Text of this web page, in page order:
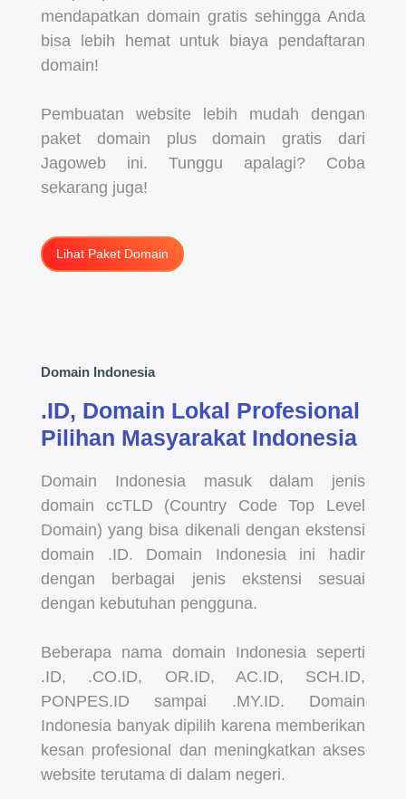
mendapatkan domain gratis sehingga Anda
bisa lebih hemat untuk biaya pendaftaran
domain!
Pembuatan website lebih mudah dengan
paket domain plus domain gratis dari
Jagoweb ini. Tunggu apalagi? Coba
sekarang juga!
Lihat Paket Domain
Domain Indonesia
.ID, Domain Lokal Profesional
Pilihan Masyarakat Indonesia
Domain Indonesia masuk dalam jenis
domain ccTLD (Country Code Top Level
Domain) yang bisa dikenali dengan ekstensi
domain .ID. Domain Indonesia ini hadir
dengan berbagai jenis ekstensi sesuai
dengan kebutuhan pengguna.
Beberapa nama domain Indonesia seperti
.ID, .CO.ID, OR.ID, AC.ID, SCH.ID,
PONPES.ID sampai .MY.ID. Domain
Indonesia banyak dipilih karena memberikan
kesan profesional dan meningkatkan akses
website terutama di dalam negeri.